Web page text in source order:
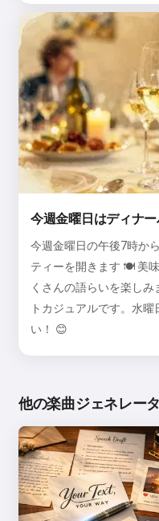
今週金曜日はディナ
今週金曜日の午後7時か
ティーを開きます 🍽️ 美
くさんの語らいを楽し
トカジュアルです。水
い！ 😊
他の楽曲ジェネレー